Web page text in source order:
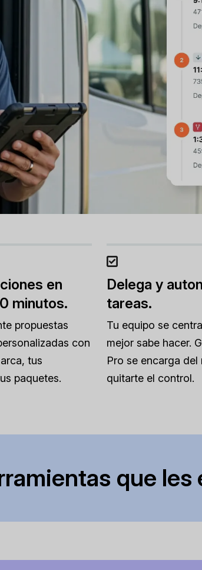
en
minutos.
propuestas
con
tus
paquetes.
Delega y
tareas.
Tu equipo se
mejor sabe hacer.
Pro se encarga del
quitarte el control.
que les